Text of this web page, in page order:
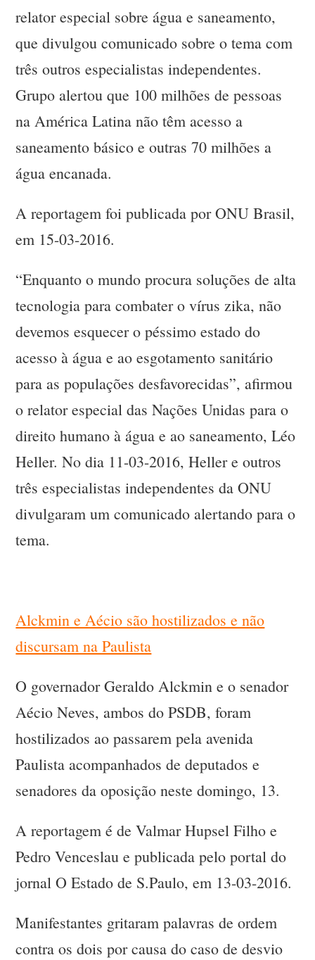
relator especial sobre água e saneamento,
que divulgou comunicado sobre o tema com
três outros especialistas independentes.
Grupo alertou que 100 milhões de pessoas
na América Latina não têm acesso a
saneamento básico e outras 70 milhões a
água encanada.
A reportagem foi publicada por ONU Brasil,
em 15-03-2016.
“Enquanto o mundo procura soluções de alta
tecnologia para combater o vírus zika, não
devemos esquecer o péssimo estado do
acesso à água e ao esgotamento sanitário
para as populações desfavorecidas”, afirmou
o relator especial das Nações Unidas para o
direito humano à água e ao saneamento, Léo
Heller. No dia 11-03-2016, Heller e outros
três especialistas independentes da ONU
divulgaram um comunicado alertando para o
tema.
Alckmin e Aécio são hostilizados e não
discursam na Paulista
O governador Geraldo Alckmin e o senador
Aécio Neves, ambos do PSDB, foram
hostilizados ao passarem pela avenida
Paulista acompanhados de deputados e
senadores da oposição neste domingo, 13.
A reportagem é de Valmar Hupsel Filho e
Pedro Venceslau e publicada pelo portal do
jornal O Estado de S.Paulo, em 13-03-2016.
Manifestantes gritaram palavras de ordem
contra os dois por causa do caso de desvio